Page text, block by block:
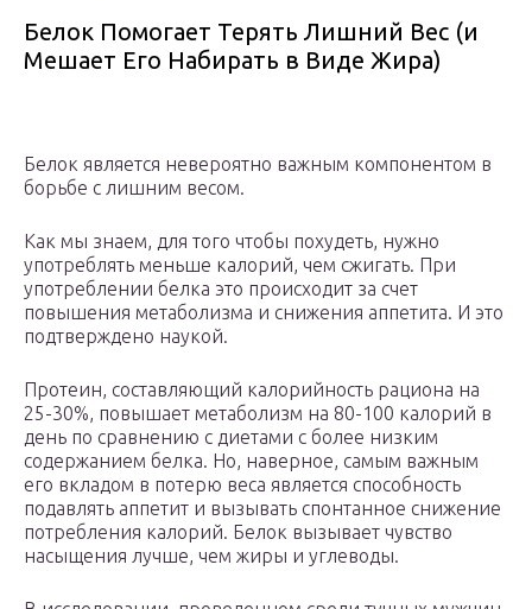
Белок Помогает Терять Лишний Вес (и
Мешает Его Набирать в Виде Жира)
Белок является невероятно важным компонентом в
борьбе с лишним весом.
Как мы знаем, для того чтобы похудеть, нужно
употреблять меньше калорий, чем сжигать. При
употреблении белка это происходит за счет
повышения метаболизма и снижения аппетита. И это
подтверждено наукой.
Протеин, составляющий калорийность рациона на
25-30%, повышает метаболизм на 80-100 калорий в
день по сравнению с диетами с более низким
содержанием белка. Но, наверное, самым важным
его вкладом в потерю веса является способность
подавлять аппетит и вызывать спонтанное снижение
потребления калорий. Белок вызывает чувство
насыщения лучше, чем жиры и углеводы.